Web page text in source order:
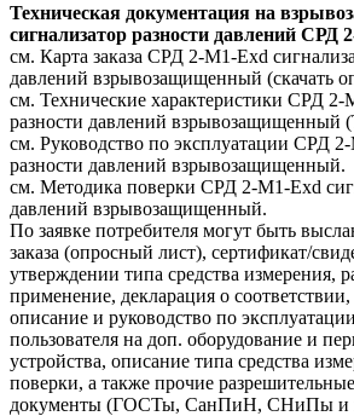
Техническая документация на
сигнализатор разности давлений СРД
см. Карта заказа СРД 2-М1-Exd
давлений взрывозащищенный (скачать
см. Технические характеристики СРД 2-
разности давлений взрывозащищенный
см. Руководство по эксплуатации СРД
разности давлений взрывозащищенный.
см. Методика поверки СРД 2-М1-Exd
давлений взрывозащищенный.
По заявке потребителя могут быть
заказа (опросный лист), сертификат/
утверждении типа средства измерения,
применение, декларация о
описание и руководство по
пользователя на доп. оборудование и
устройства, описание типа средства
поверки, а также прочие
документы (ГОСТы, СанПиН, СНиПы и